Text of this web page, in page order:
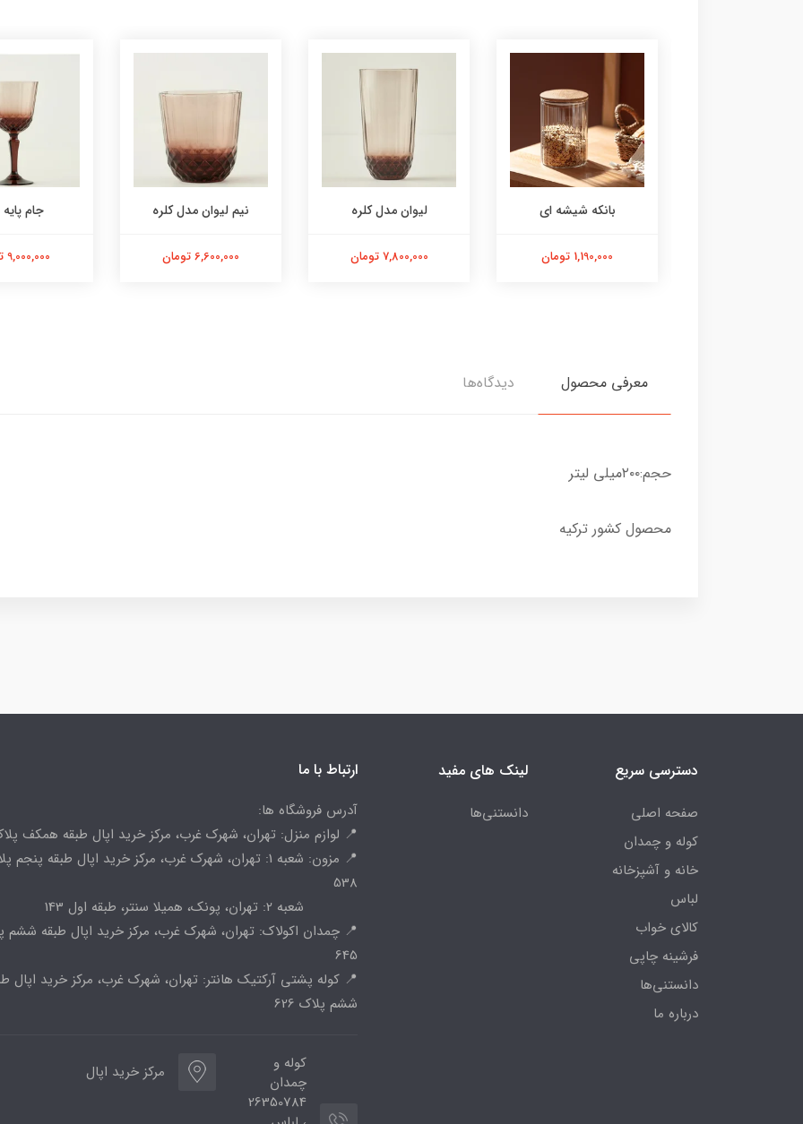
بانکه شیشه ای
1,190,000 تومان
لیوان مدل کلره
7,800,000 تومان
نیم لیوان مدل کلره
6,600,000 تومان
جام پایه
9,000,000 تومان
معرفی محصول دیدگاه‌ها
حجم:۲۰۰میلی لیتر
محصول کشور ترکیه
دسترسی سریع
صفحه اصلی
کوله و چمدان
خانه و آشپزخانه
لباس
کالای خواب
فرشینه چاپی
دانستنی‌ها
درباره ما
لینک های مفید
دانستنی‌ها
ارتباط با ما
آدرس فروشگاه ها:
📍 لوازم منزل: تهران، شهرک غرب، مرکز خرید اپال طبقه همکف پلاک
📍 مزون: شعبه 1: تهران، شهرک غرب، مرکز خرید اپال طبقه پنجم
538
شعبه 2: تهران، پونک، همیلا سنتر، طبقه اول 143
📍 چمدان اکولاک: تهران، شهرک غرب، مرکز خرید اپال طبقه ششم
645
📍 کوله پشتی آرکتیک هانتر: تهران، شهرک غرب، مرکز خرید اپال
ششم پلاک 626
کوله و
چمدان
26350784
مرکز خرید اپال